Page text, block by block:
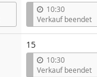
10:30
Verkauf beendet
15
10:30
Verkauf beendet